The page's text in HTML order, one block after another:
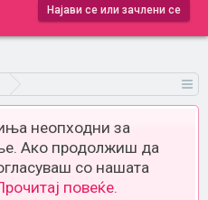
Најави се или зачлени се
неопходни за
Ако продолжиш да
со нашата
повеќе.